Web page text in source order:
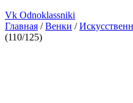
Vk Odnoklassniki
Главная /Венки /
(110/125)